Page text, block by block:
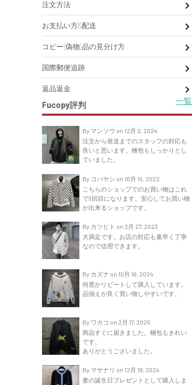
注文方法
お支払い方&配送
コピー(偽物)品の見分け方
国際郵便追跡
返品返金
Fucopy評判 一覧
By マンソウ on 12月 2, 2024
注文から発送までのスタッフの対応も
良いと思います。梱包もしっかりとし
ていました。
By コバヤシ on 10月 15, 2022
こちらのショップでのお買い物はこれ
で3回目になります。安心してお買い物
が出来るショップです。
By カツヒト on 2月 27, 2023
大満足です。お店の対応も素早く丁寧
なので信用できます。
By カズナ on 10月 16, 2024
何度かリピートして購入しています。
品揃えが良く買い物しやすいです。
By ワカコ on 2月 17, 2025
商品すぐに届きました。梱包もきれい
です。
ありがとうございました。
By マサナリ on 12月 18, 2024
妻の誕生日プレゼントとして購入しま